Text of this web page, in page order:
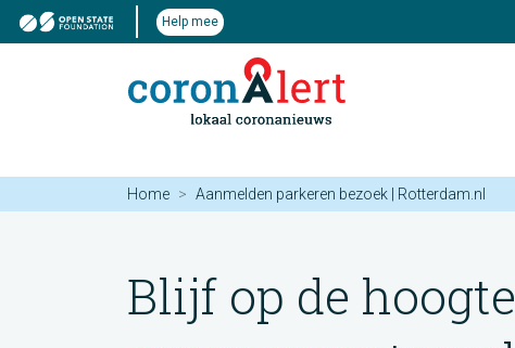
Help mee
Home Aanmelden parkeren bezoek | Rotterdam.nl
Blijf op de